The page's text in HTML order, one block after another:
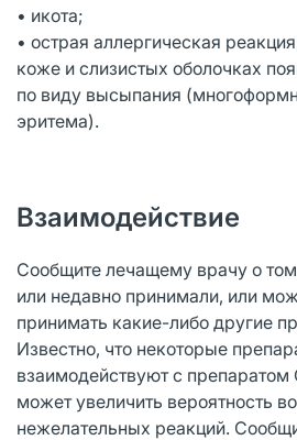
• икота;
• острая аллергическая
коже и слизистых оболочках
по виду высыпания
эритема).
Взаимодействие
Сообщите лечащему врачу о
или недавно принимали, или
принимать какие-либо другие
Известно, что некоторые
взаимодействуют с
может увеличить вероятность
нежелательных реакций.